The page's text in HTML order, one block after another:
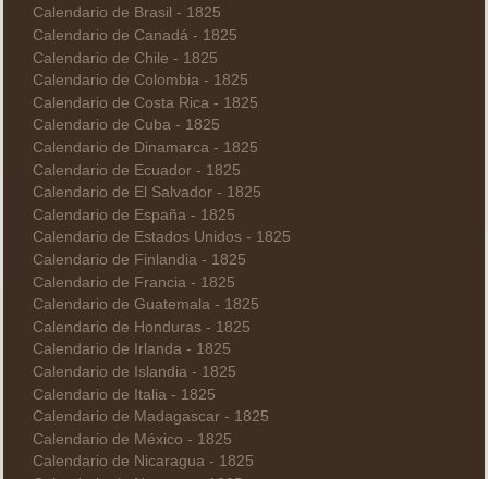
Calendario de Brasil - 1825
Calendario de Canadá - 1825
Calendario de Chile - 1825
Calendario de Colombia - 1825
Calendario de Costa Rica - 1825
Calendario de Cuba - 1825
Calendario de Dinamarca - 1825
Calendario de Ecuador - 1825
Calendario de El Salvador - 1825
Calendario de España - 1825
Calendario de Estados Unidos - 1825
Calendario de Finlandia - 1825
Calendario de Francia - 1825
Calendario de Guatemala - 1825
Calendario de Honduras - 1825
Calendario de Irlanda - 1825
Calendario de Islandia - 1825
Calendario de Italia - 1825
Calendario de Madagascar - 1825
Calendario de México - 1825
Calendario de Nicaragua - 1825